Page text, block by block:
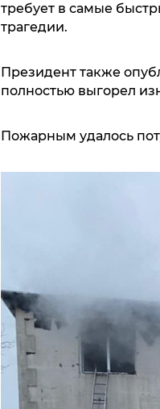
требует в самые
трагедии.
Президент также
полностью выгорел
Пожарным удалось